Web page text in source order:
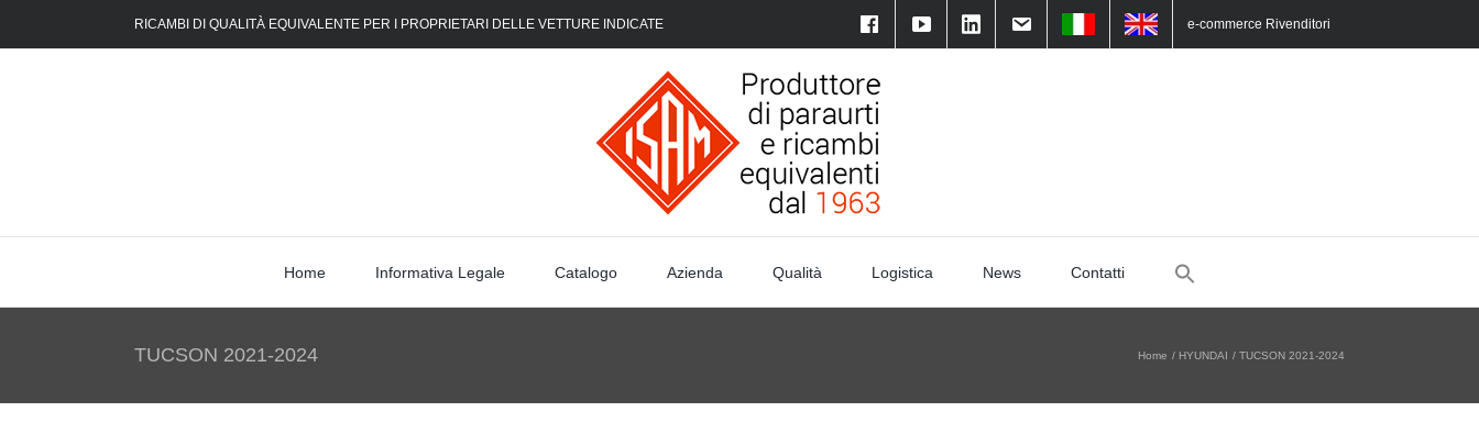
RICAMBI DI QUALITÀ EQUIVALENTE PER I PROPRIETARI DELLE VETTURE INDICATE e-commerce Rivenditori
Home Informativa Legale Catalogo Azienda Qualità Logistica News Contatti
TUCSON 2021-2024 Home HYUNDAI TUCSON 2021-2024